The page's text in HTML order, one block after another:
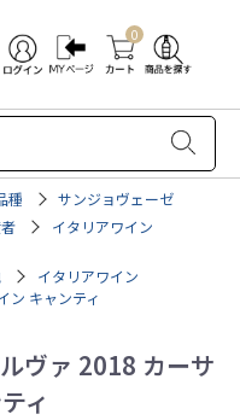
0
種
サンジョヴェーゼ
イタリアワイン
イタリアワイン
ン キャンティ
ヴァ 2018 カーサ
ィ